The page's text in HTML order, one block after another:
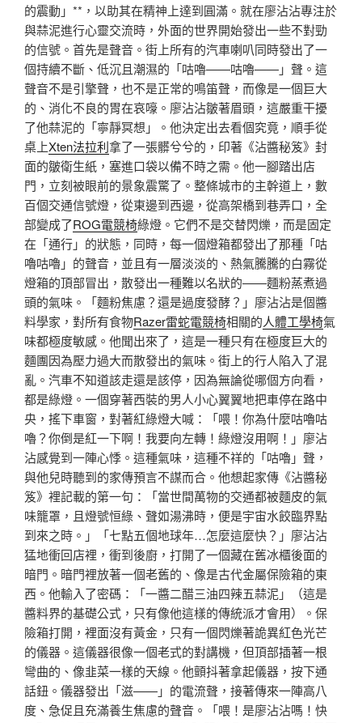
的震動」**，以助其在精神上達到圓滿。就在廖沾沾專注於
與蒜泥進行心靈交流時，外面的世界開始發出一些不對勁
的信號。首先是聲音。街上所有的汽車喇叭同時發出了一
個持續不斷、低沉且潮濕的「咕嚕——咕嚕——」聲。這
聲音不是引擎聲，也不是正常的鳴笛聲，而像是一個巨大
的、消化不良的胃在哀嚎。廖沾沾皺著眉頭，這嚴重干擾
了他蒜泥的「寧靜冥想」。他決定出去看個究竟，順手從
桌上Xten法拉利拿了一張髒兮兮的，印著《沾醬秘笈》封
面的皺衛生紙，塞進口袋以備不時之需。他一腳踏出店
門，立刻被眼前的景象震驚了。整條城市的主幹道上，數
百個交通信號燈，從東邊到西邊，從高架橋到巷弄口，全
部變成了ROG電競椅綠燈。它們不是交替閃爍，而是固定
在「通行」的狀態，同時，每一個燈箱都發出了那種「咕
嚕咕嚕」的聲音，並且有一層淡淡的、熱氣騰騰的白霧從
燈箱的頂部冒出，散發出一種難以名狀的——麵粉蒸煮過
頭的氣味。「麵粉焦慮？還是過度發酵？」廖沾沾是個醬
料學家，對所有食物Razer雷蛇電競椅相關的人體工學椅氣
味都極度敏感。他聞出來了，這是一種只有在極度巨大的
麵團因為壓力過大而散發出的氣味。街上的行人陷入了混
亂。汽車不知道該走還是該停，因為無論從哪個方向看，
都是綠燈。一個穿著西裝的男人小心翼翼地把車停在路中
央，搖下車窗，對著紅綠燈大喊：「喂！你為什麼咕嚕咕
嚕？你倒是紅一下啊！我要向左轉！綠燈沒用啊！」廖沾
沾感覺到一陣心悸。這種氣味，這種不祥的「咕嚕」聲，
與他兒時聽到的家傳預言不謀而合。他想起家傳《沾醬秘
笈》裡記載的第一句：「當世間萬物的交通都被麵皮的氣
味籠罩，且燈號恒綠、聲如湯沸時，便是宇宙水餃臨界點
到來之時。」「七點五個地球年…怎麼這麼快？」廖沾沾
猛地衝回店裡，衝到後廚，打開了一個藏在舊冰櫃後面的
暗門。暗門裡放著一個老舊的、像是古代金屬保險箱的東
西。他輸入了密碼：「一醬二醋三油四辣五蒜泥」（這是
醬料界的基礎公式，只有像他這樣的傳統派才會用）。保
險箱打開，裡面沒有黃金，只有一個閃爍著詭異紅色光芒
的儀器。這儀器很像一個老式的對講機，但頂部插著一根
彎曲的、像韭菜一樣的天線。他顫抖著拿起儀器，按下通
話鈕。儀器發出「滋——」的電流聲，接著傳來一陣高八
度、急促且充滿養生焦慮的聲音。「喂！是廖沾沾嗎！快